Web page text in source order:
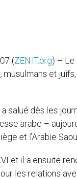
(ZENIT.org) – Le
et
salué dès les
arabe –
et l’Arabie
et il a ensuite
les relations